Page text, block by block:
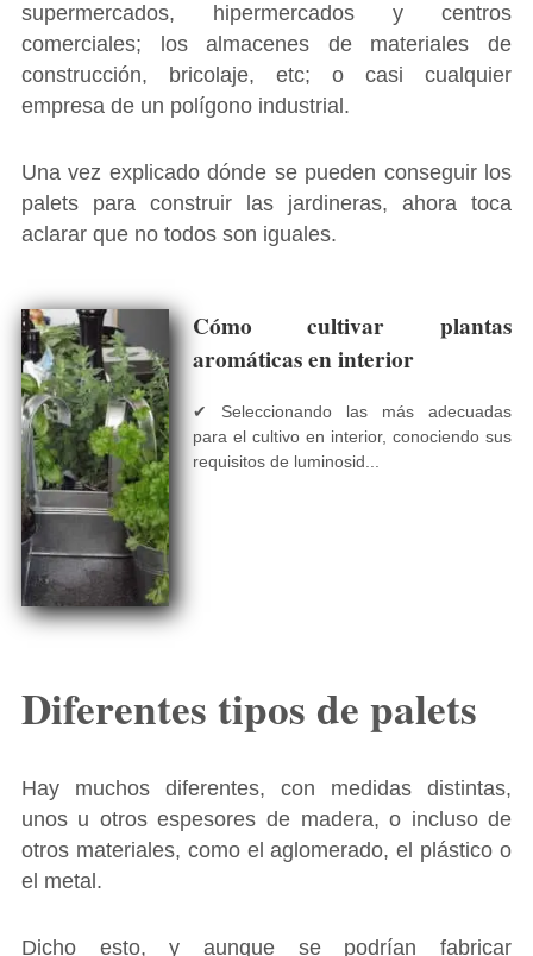
supermercados, hipermercados y centros
comerciales; los almacenes de materiales de
construcción, bricolaje, etc; o casi cualquier
empresa de un polígono industrial.
Una vez explicado dónde se pueden conseguir los
palets para construir las jardineras, ahora toca
aclarar que no todos son iguales.
Cómo cultivar plantas
aromáticas en interior
✔ Seleccionando las más adecuadas
para el cultivo en interior, conociendo sus
requisitos de luminosid...
Diferentes tipos de palets
Hay muchos diferentes, con medidas distintas,
unos u otros espesores de madera, o incluso de
otros materiales, como el aglomerado, el plástico o
el metal.
Dicho esto, y aunque se podrían fabricar